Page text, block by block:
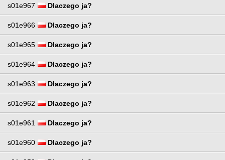
s01e967 Dlaczego ja?
s01e966 Dlaczego ja?
s01e965 Dlaczego ja?
s01e964 Dlaczego ja?
s01e963 Dlaczego ja?
s01e962 Dlaczego ja?
s01e961 Dlaczego ja?
s01e960 Dlaczego ja?